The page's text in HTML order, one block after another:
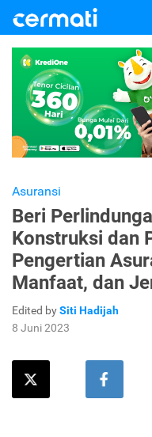
Asuransi
Beri
Konstruksi dan
Pengertian
Manfaat, dan
Edited bySiti Hadijah
8 Juni 2023